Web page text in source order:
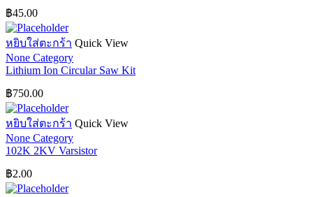
฿45.00
หยิบใส่ตะกร้า Quick View
None Category
Lithium Ion Circular Saw Kit
฿750.00
หยิบใส่ตะกร้า Quick View
None Category
102K 2KV Varsistor
฿2.00